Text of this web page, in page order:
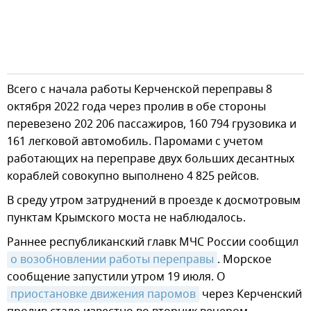
Всего с начала работы Керченской переправы 8
октября 2022 года через пролив в обе стороны
перевезено 202 206 пассажиров, 160 794 грузовика и
161 легковой автомобиль. Паромами с учетом
работающих на переправе двух больших десантных
кораблей совокупно выполнено 4 825 рейсов.
В среду утром затруднений в проезде к досмотровым
пунктам Крымского моста не наблюдалось.
Раннее республиканский главк МЧС России сообщил
о возобновлении работы переправы . Морское
сообщение запустили утром 19 июля. О
приостановке движения паромов через Керченский